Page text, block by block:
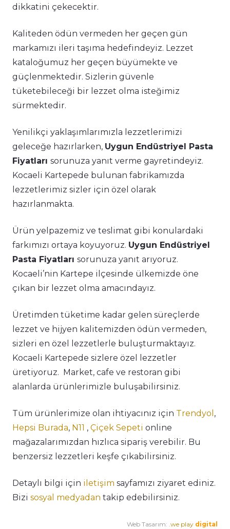
dikkatini çekecektir.
Kaliteden ödün vermeden her geçen gün
markamızı ileri taşıma hedefindeyiz. Lezzet
kataloğumuz her geçen büyümekte ve
güçlenmektedir. Sizlerin güvenle
tüketebileceği bir lezzet olma isteğimiz
sürmektedir.
Yenilikçi yaklaşımlarımızla lezzetlerimizi
geleceğe hazırlarken, Uygun Endüstriyel Pasta
Fiyatları sorunuza yanıt verme gayretindeyiz.
Kocaeli Kartepede bulunan fabrikamızda
lezzetlerimiz sizler için özel olarak
hazırlanmakta.
Ürün yelpazemiz ve teslimat gibi konulardaki
farkımızı ortaya koyuyoruz. Uygun Endüstriyel
Pasta Fiyatları sorunuza yanıt arıyoruz.
Kocaeli’nin Kartepe ilçesinde ülkemizde öne
çıkan bir lezzet olma amacındayız.
Üretimden tüketime kadar gelen süreçlerde
lezzet ve hijyen kalitemizden ödün vermeden,
sizleri en özel lezzetlerle buluşturmaktayız.
Kocaeli Kartepede sizlere özel lezzetler
üretiyoruz. Market, cafe ve restoran gibi
alanlarda ürünlerimizle buluşabilirsiniz.
Tüm ürünlerimize olan ihtiyacınız için Trendyol ,
Hepsi Burada, N11 , Çiçek Sepeti online
mağazalarımızdan hızlıca sipariş verebilir. Bu
benzersiz lezzetleri keşfe çıkabilirsiniz.
Detaylı bilgi için iletişim sayfamızı ziyaret ediniz.
Bizi sosyal medyadan takip edebilirsiniz.
Web Tasarım: .we play digital